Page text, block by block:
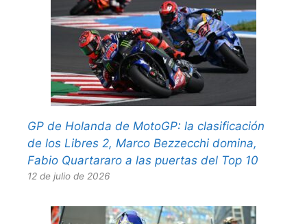
GP de Holanda de MotoGP: la clasificación
de los Libres 2, Marco Bezzecchi domina,
Fabio Quartararo a las puertas del Top 10
12 de julio de 2026